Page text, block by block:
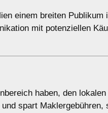
einem breiten
mit potenziellen
haben, den
spart Maklergebühren,